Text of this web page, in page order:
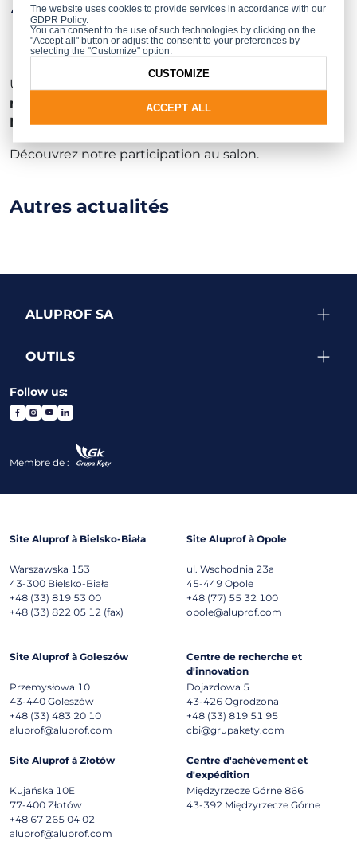
Fenêtres et portes basées sur leMB-86N–
conçues à partir de matériaux de qualité
supérieure pour une sécurité et un confort
inégalés, redéfinissant les standards de qualité.
Un grand merci à tous ceux et toutes celles
nous avons eu le plaisir de rencontrer à
Nuremberg !
Découvrez notre participation au salon.
Autres actualités
ALUPROF SA
OUTILS
Follow us:
Membre de :
Site Aluprof à Bielsko-Biała
Warszawska 153
43-300 Bielsko-Biała
+48 (33) 819 53 00
+48 (33) 822 05 12 (fax)
Site Aluprof à Opole
ul. Wschodnia 23a
45-449 Opole
+48 (77) 55 32 100
opole@aluprof.com
Site Aluprof à Goleszów
Przemysłowa 10
43-440 Goleszów
+48 (33) 483 20 10
aluprof@aluprof.com
Centre de recherche et
d'innovation
Dojazdowa 5
43-426 Ogrodzona
+48 (33) 819 51 95
cbi@grupakety.com
Site Aluprof à Złotów
Kujańska 10E
77-400 Złotów
+48 67 265 04 02
aluprof@aluprof.com
Centre d'achèvement et
d'expédition
Międzyrzecze Górne 866
43-392 Międzyrzecze Górne
The website uses cookies to provide services in accordance with our
GDPR Policy.
You can consent to the use of such technologies by clicking on the
"Accept all" button or adjust the consent to your preferences by
selecting the "Customize" option.
ACCEPT ALL
CUSTOMIZE